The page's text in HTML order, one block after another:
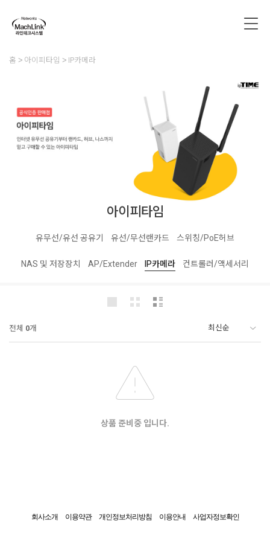
홈 아이피타임 IP카메라
아이피타임
유무선/유선 공유기 유선/무선랜카드 스위칭/PoE허브
NAS 및 저장장치 AP/Extender IP카메라 컨트롤러/액세서리
전체 0개
상품 준비중 입니다.
회사소개 이용약관 개인정보처리방침 이용안내 사업자정보확인